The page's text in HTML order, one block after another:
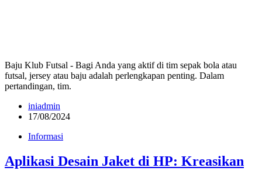
Baju Klub Futsal - Bagi Anda yang aktif di tim sepak bola atau
futsal, jersey atau baju adalah perlengkapan penting. Dalam
pertandingan, tim.
iniadmin
17/08/2024
Informasi
Aplikasi Desain Jaket di HP: Kreasikan